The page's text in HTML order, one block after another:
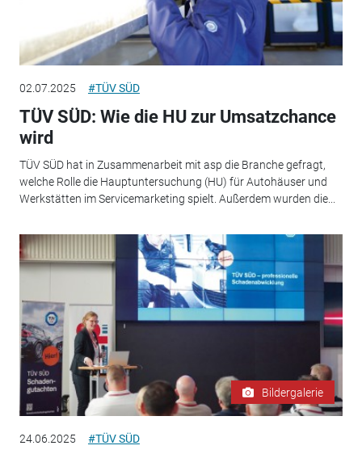
02.07.2025 #TÜV SÜD
TÜV SÜD: Wie die HU zur Umsatzchance
wird
TÜV SÜD hat in Zusammenarbeit mit asp die Branche gefragt,
welche Rolle die Hauptuntersuchung (HU) für Autohäuser und
Werkstätten im Servicemarketing spielt. Außerdem wurden die...
Bildergalerie
24.06.2025 #TÜV SÜD